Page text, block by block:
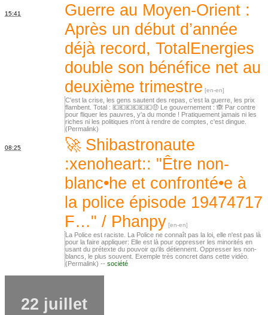
15:41
Guerre au Moyen-Orient :
Après un début d’année
déjà record, TotalEnergies
double son bénéfice net au
deuxième trimestre
C'est la crise, les gens sautent des repas, c'est la guerre, les prix
flambent. Total : 💶💶💶💶💶💶🤑 Le gouvernement : 🙈 Par contre
pour fliquer les pauvres, y'a du monde ! Pratiquement jamais ni les
riches ni les politiques n'ont à rendre de comptes, c'est dingue.
(Permalink)
08:25
🚀 Shibastronaute
:xenoheart:: "Être non-
blanc•he et confronté•e à
la police épisode 19474717
F…" / Phanpy
La Police est raciste. La Police ne connaît pas la loi, elle n'est pas là
pour la faire appliquer: Elle est là pour oppresser les minorités en
usant du prétexte du pouvoir qu'ils détiennent. Oppresser les non-
blancs, le plus souvent. Exemple très concret dans cette vidéo.
(Permalink) -- société
22 juillet